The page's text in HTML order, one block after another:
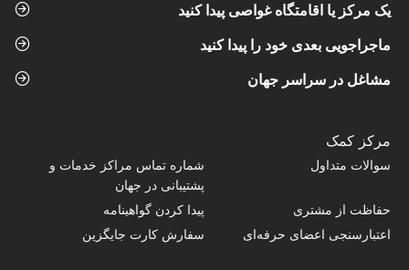
یک مرکز یا اقامتگاه غواصی پیدا کنید
ماجراجویی بعدی خود را پیدا کنید
مشاغل در سراسر جهان
مرکز کمک
سوالات متداول
شماره تماس‌ مراکز خدمات و
پشتیبانی در جهان
حفاظت از مشتری
پیدا کردن گواهینامه
اعتبارسنجی اعضای حرفه‌ای
سفارش کارت جایگزین